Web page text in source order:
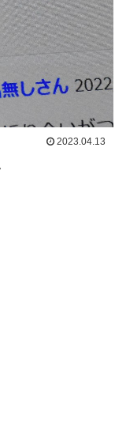
2023.04.13